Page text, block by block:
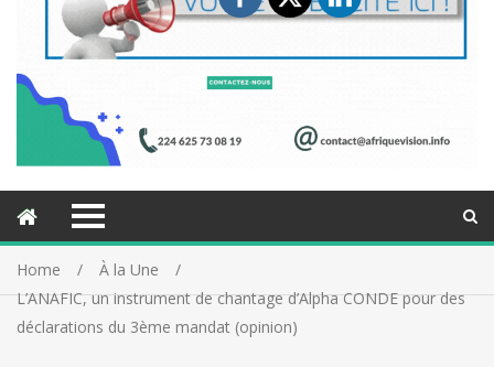
Home
À la Une
L’ANAFIC, un instrument de chantage d’Alpha CONDE pour des
déclarations du 3ème mandat (opinion)